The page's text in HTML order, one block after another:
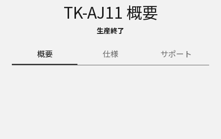
TK-AJ11 概要
生産終了
概要 仕様 サポート